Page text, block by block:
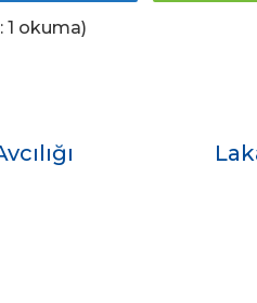
1 okuma)